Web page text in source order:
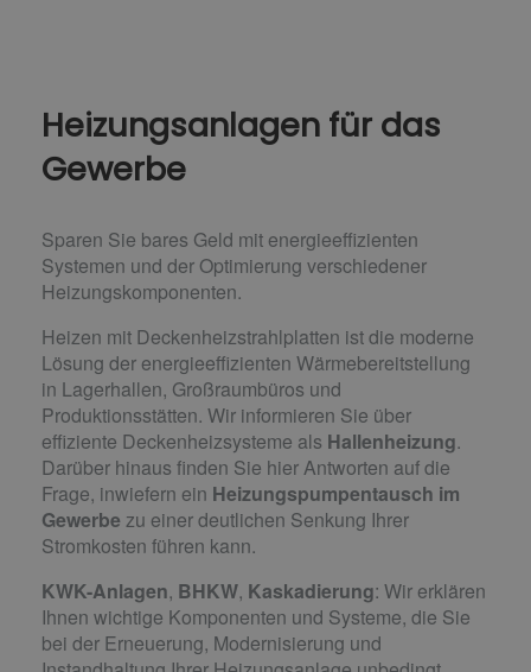
Heizungsanlagen für das
Gewerbe
Sparen Sie bares Geld mit energieeffizienten
Systemen und der Optimierung verschiedener
Heizungs­komponenten.
Heizen mit Deckenheizstrahlplatten ist die moderne
Lösung der energieeffizienten Wärmebereitstellung
in Lagerhallen, Großraumbüros und
Produktionsstätten. Wir informieren Sie über
effiziente Deckenheizsysteme als Hallenheizung.
Darüber hinaus finden Sie hier Antworten auf die
Frage, inwiefern ein Heizungspumpentausch im
Gewerbe zu einer deutlichen Senkung Ihrer
Stromkosten führen kann.
KWK-Anlagen, BHKW, Kaskadierung: Wir erklären
Ihnen wichtige Komponenten und Systeme, die Sie
bei der Erneuerung, Modernisierung und